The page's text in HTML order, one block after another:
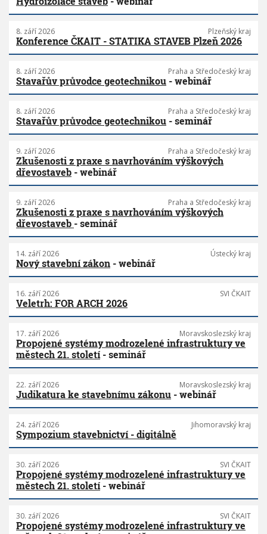
8. září 2026 Plzeňský kraj
Konference ČKAIT - STATIKA STAVEB Plzeň 2026
8. září 2026 Praha a Středočeský kraj
Stavařův průvodce geotechnikou - webinář
8. září 2026 Praha a Středočeský kraj
Stavařův průvodce geotechnikou - seminář
9. září 2026 Praha a Středočeský kraj
Zkušenosti z praxe s navrhováním výškových
dřevostaveb - webinář
9. září 2026 Praha a Středočeský kraj
Zkušenosti z praxe s navrhováním výškových
dřevostaveb - seminář
14. září 2026 Ústecký kraj
Nový stavební zákon - webinář
16. září 2026 SVI ČKAIT
Veletrh: FOR ARCH 2026
17. září 2026 Moravskoslezský kraj
Propojené systémy modrozelené infrastruktury ve
městech 21. století- seminář
22. září 2026 Moravskoslezský kraj
Judikatura ke stavebnímu zákonu - webinář
24. září 2026 Jihomoravský kraj
Sympozium stavebnictví - digitálně
30. září 2026 SVI ČKAIT
Propojené systémy modrozelené infrastruktury ve
městech 21. století- webinář
30. září 2026 SVI ČKAIT
Propojené systémy modrozelené infrastruktury ve